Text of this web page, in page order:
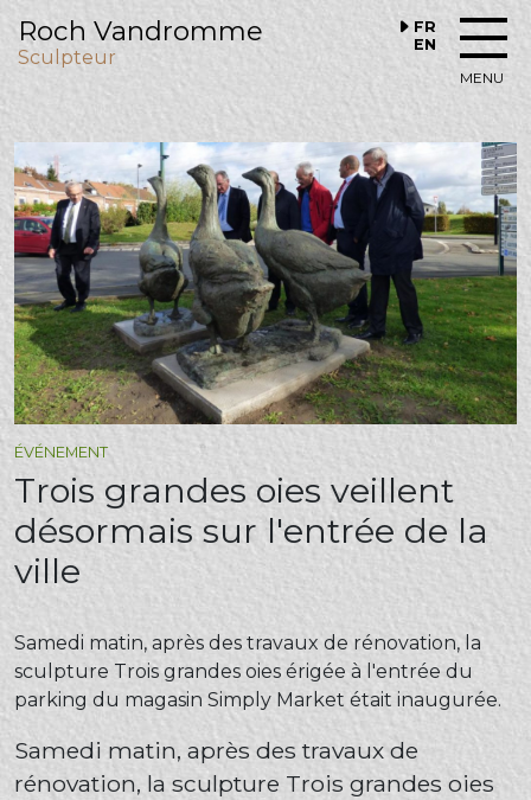
MENU
FR
EN
Roch Vandromme
Sculpteur
ÉVÉNEMENT
Trois grandes oies veillent
désormais sur l'entrée de la
ville
Samedi matin, après des travaux de rénovation, la
sculpture Trois grandes oies érigée à l'entrée du
parking du magasin Simply Market était inaugurée.
Samedi matin, après des travaux de
rénovation, la sculpture Trois grandes oies